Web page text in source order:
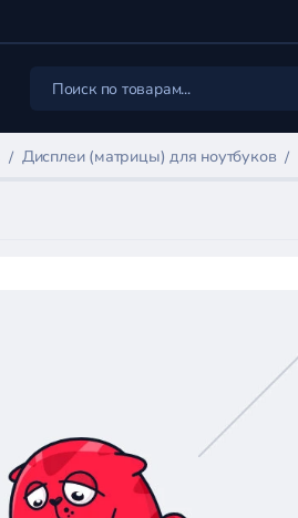
Дисплеи (матрицы) для ноутбуков